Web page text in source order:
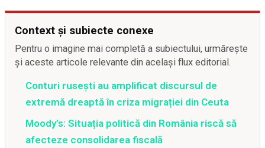
Context și subiecte conexe
Pentru o imagine mai completă a subiectului, urmărește
și aceste articole relevante din același flux editorial.
Conturi rusești au amplificat discursul de
extremă dreaptă în criza migrației din Ceuta
Moody’s: Situația politică din România riscă să
afecteze consolidarea fiscală